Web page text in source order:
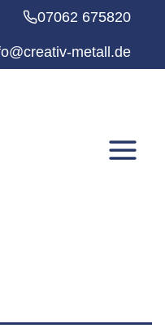
07062 675820
metall.de